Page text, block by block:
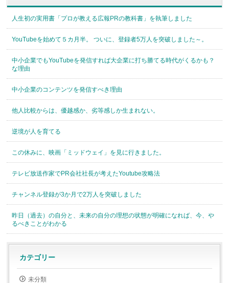
人生初の実用書「プロが教える広報PRの教科書」を執筆しました
YouTubeを始めて５カ月半。 ついに、登録者5万人を突破しました～。
中小企業でもYouTubeを発信すれば大企業に打ち勝てる時代がくるかも？
な理由
中小企業のコンテンツを発信すべき理由
他人比較からは、優越感か、劣等感しか生まれない。
逆境が人を育てる
この休みに、映画「ミッドウェイ」を見に行きました。
テレビ放送作家でPR会社社長が考えたYoutube攻略法
チャンネル登録が3か月で2万人を突破しました
昨日（過去）の自分と、未来の自分の理想の状態が明確になれば、今、や
るべきことがわかる
カテゴリー
未分類